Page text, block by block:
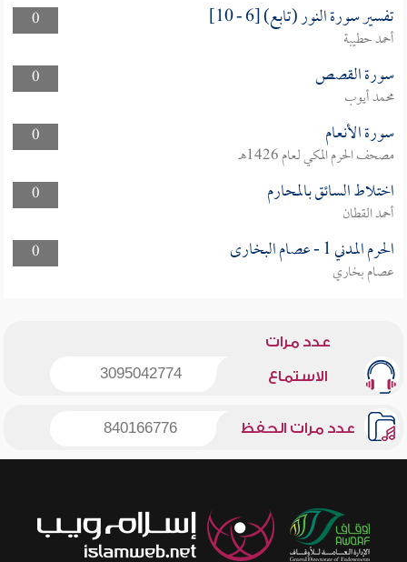
0
تفسير سورة النور (تابع) [6 - 10]
أحمد حطيبة
0
سورة القصص
محمد أيوب
0
سورة الأنعام
مصحف الحرم المكي لعام 1426هـ
0
اختلاط السائق بالمحارم
أحمد القطان
0
الحرم المدني 1 - عصام البخارى
عصام بخاري
عدد مرات
الاستماع 3095042774
عدد مرات الحفظ 840166776